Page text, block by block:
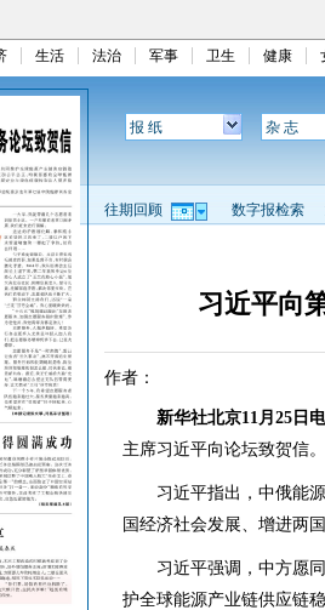
生活 法治 军事 卫生 健康
报 纸 杂 志
往期回顾 数字报检索
习近平向
作者：
新华社北京11月25日电
主席习近平向论坛致贺信。
习近平指出，中俄能源
国经济社会发展、增进两
习近平强调，中方愿同
护全球能源产业链供应链